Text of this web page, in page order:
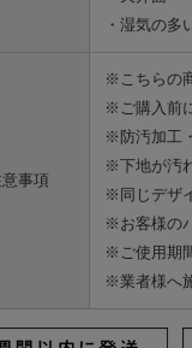
・湿気の多
事項
※こちらの
※ご購入前
※防汚加工
※下地が汚
※同じデザ
※お客様の
※ご使用期
※業者様へ